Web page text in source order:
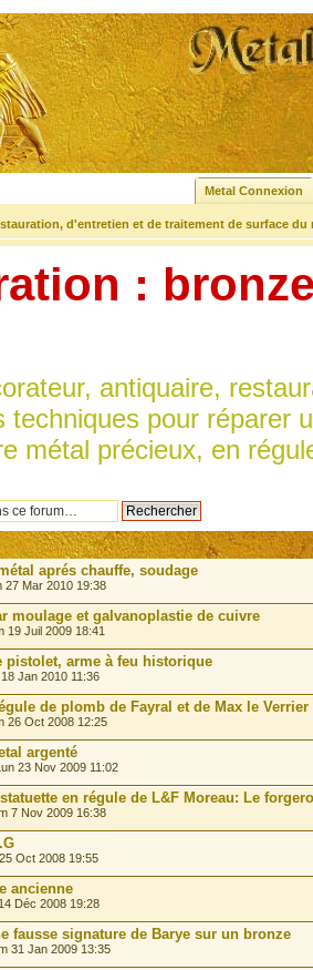
Metal Connexion
d'entretien et de traitement de surface du
:
antiquaire,
techniques pour réparer
métal précieux, en
aprés chauffe, soudage
27 Mar 2010 19:38
moulage et galvanoplastie de cuivre
19 Juil 2009 18:41
pistolet, arme à feu historique
Jan 2010 11:36
de plomb de Fayral et de Max le Verrier
26 Oct 2008 12:25
argenté
23 Nov 2009 11:02
en régule de L&F Moreau: Le
7 Nov 2009 16:38
Oct 2008 19:55
ancienne
Déc 2008 19:28
fausse signature de Barye sur un bronze
31 Jan 2009 13:35